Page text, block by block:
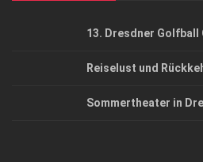
13. Dresdner Golfball
Reiselust und
Sommertheater in